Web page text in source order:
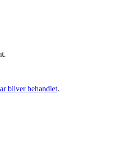
bliver behandlet.